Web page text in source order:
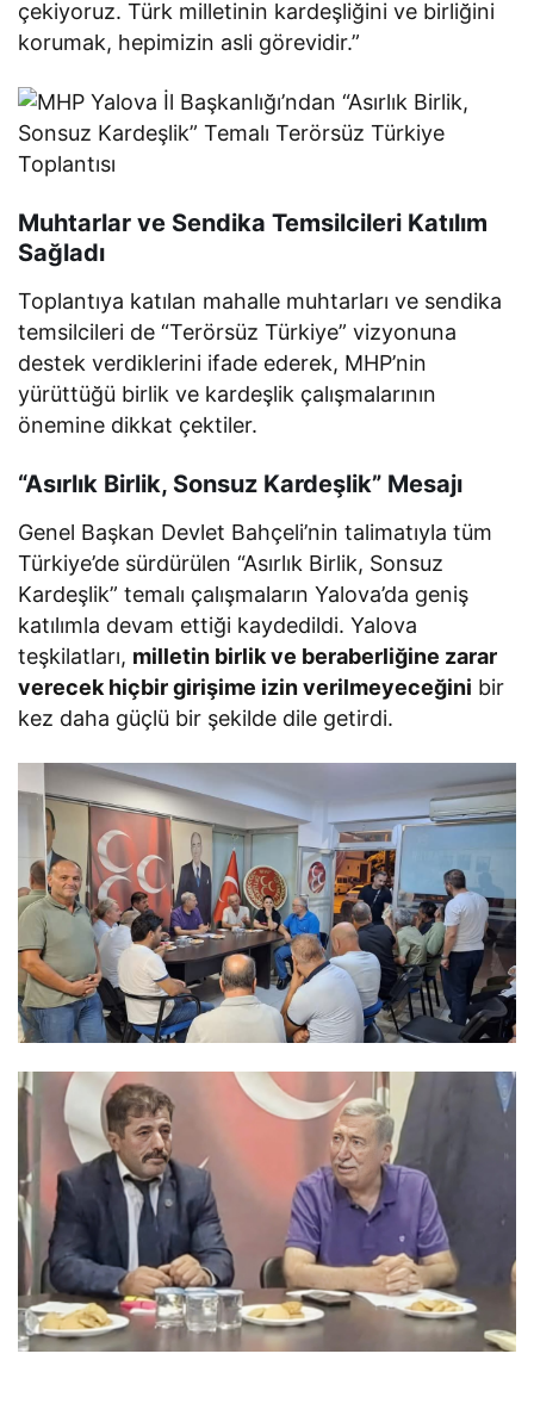
çekiyoruz. Türk milletinin kardeşliğini ve birliğini
korumak, hepimizin asli görevidir.”
Muhtarlar ve Sendika Temsilcileri Katılım
Sağladı
Toplantıya katılan mahalle muhtarları ve sendika
temsilcileri de “Terörsüz Türkiye” vizyonuna
destek verdiklerini ifade ederek, MHP’nin
yürüttüğü birlik ve kardeşlik çalışmalarının
önemine dikkat çektiler.
“Asırlık Birlik, Sonsuz Kardeşlik” Mesajı
Genel Başkan Devlet Bahçeli’nin talimatıyla tüm
Türkiye’de sürdürülen “Asırlık Birlik, Sonsuz
Kardeşlik” temalı çalışmaların Yalova’da geniş
katılımla devam ettiği kaydedildi. Yalova
teşkilatları, milletin birlik ve beraberliğine zarar
verecek hiçbir girişime izin verilmeyeceğini bir
kez daha güçlü bir şekilde dile getirdi.